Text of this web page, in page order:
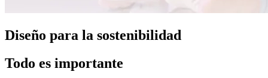
Diseño para la sostenibilidad
Todo es importante